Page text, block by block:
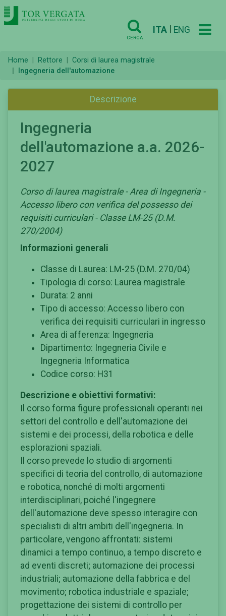
CERCA
ITA ENG
Home Rettore
Corsi di laurea magistrale
Ingegneria dell'automazione
Descrizione
Ingegneria
dell'automazione a.a. 2026-
2027
Corso di laurea magistrale - Area di Ingegneria -
Accesso libero con verifica del possesso dei
requisiti curriculari - Classe LM-25 (D.M.
270/2004)
Informazioni generali
Classe di Laurea: LM-25 (D.M. 270/04)
Tipologia di corso: Laurea magistrale
Durata: 2 anni
Tipo di accesso: Accesso libero con
verifica dei requisiti curriculari in ingresso
Area di afferenza: Ingegneria
Dipartimento: Ingegneria Civile e
Ingegneria Informatica
Codice corso: H31
Descrizione e obiettivi formativi:
Il corso forma figure professionali operanti nei
settori del controllo e dell'automazione dei
sistemi e dei processi, della robotica e delle
esplorazioni spaziali.
Il corso prevede lo studio di argomenti
specifici di teoria del controllo, di automazione
e robotica, nonché di molti argomenti
interdisciplinari, poiché l'ingegnere
dell'automazione deve spesso interagire con
specialisti di altri ambiti dell'ingegneria. In
particolare, vengono affrontati: sistemi
dinamici a tempo continuo, a tempo discreto e
ad eventi discreti; automazione dei processi
industriali; automazione della fabbrica e del
movimento; robotica industriale e spaziale;
progettazione dei sistemi di controllo per